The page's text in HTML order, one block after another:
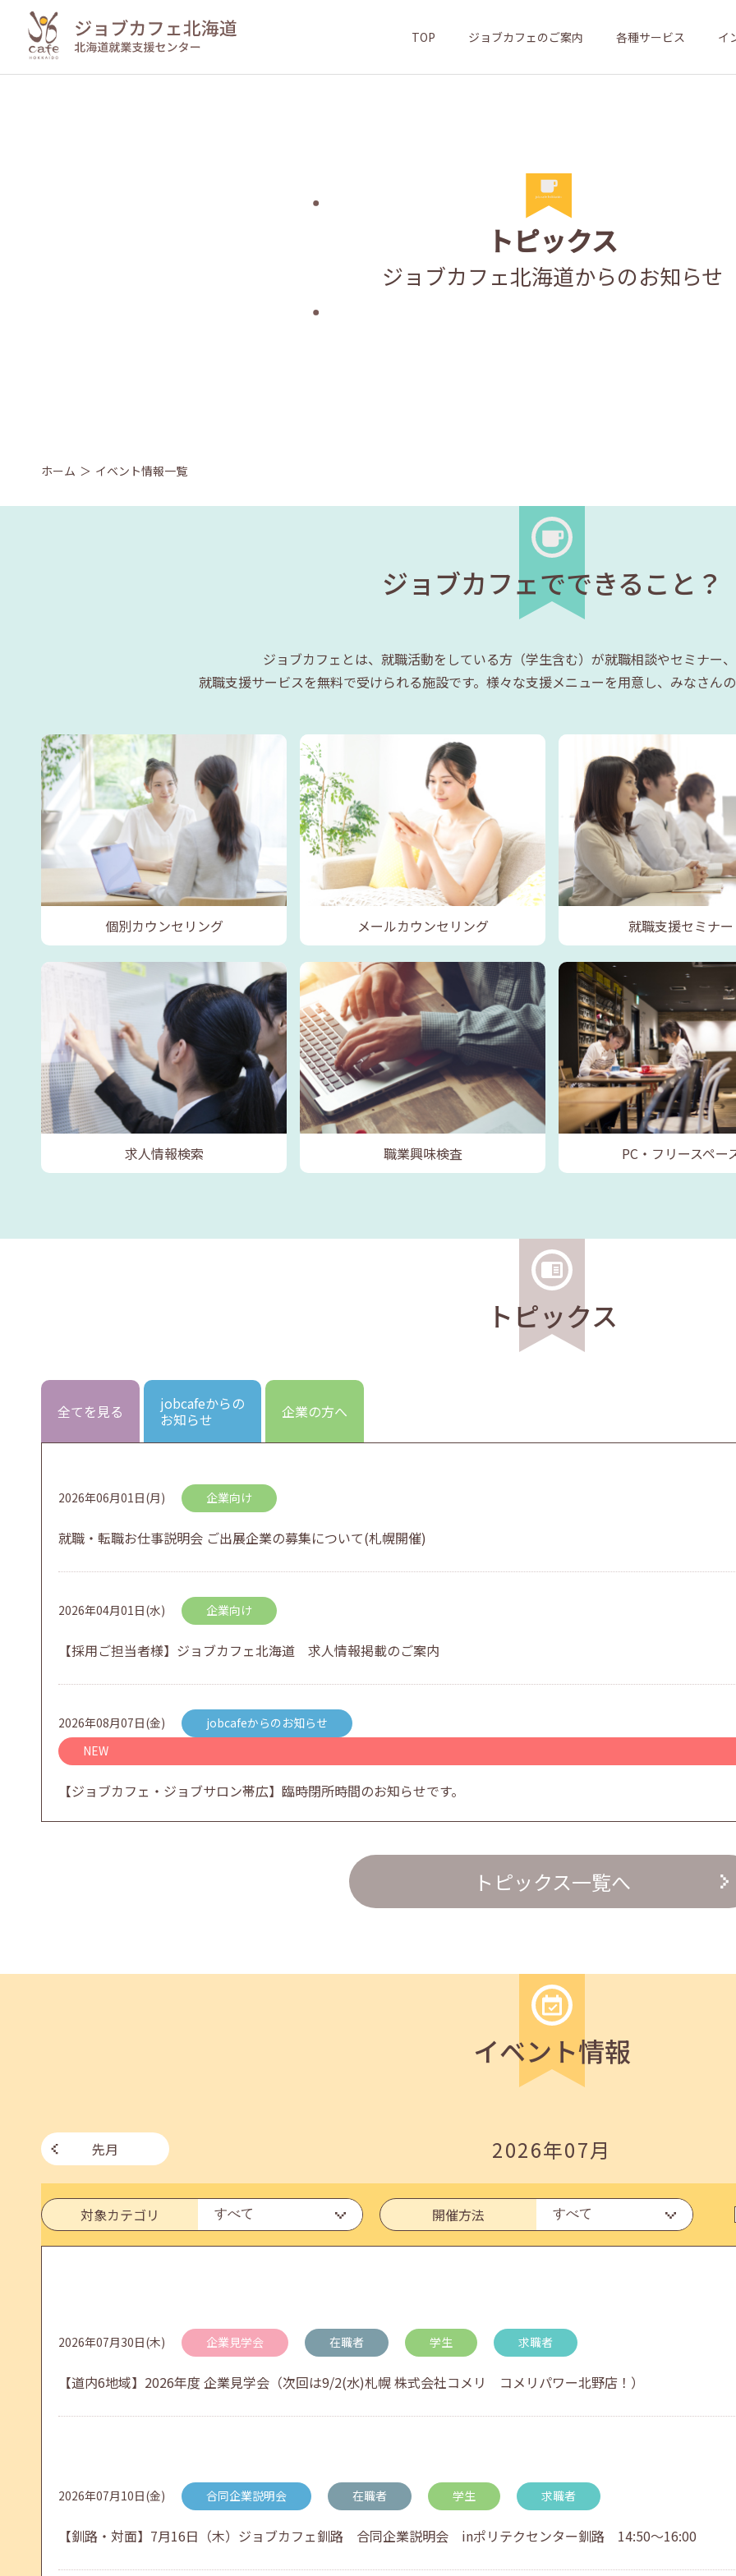
TOP ジョブカフェのご案内 各種サービス イ
トピックス
ジョブカフェ北海道からのお知らせ
ホーム イベント情報一覧
ジョブカフェでできること？
ジョブカフェとは、就職活動をしている方（学生含む）が就職相談やセミナー
就職支援サービスを無料で受けられる施設です。様々な支援メニューを用意し、みなさん
個別カウンセリング メールカウンセリング 就職支援セミナー
求人情報検索 職業興味検査 PC・フリースペー
トピックス
全てを見る
jobcafeからの
お知らせ
企業の方へ
2026年06月01日(月) 企業向け
就職・転職お仕事説明会 ご出展企業の募集について(札幌開催)
2026年04月01日(水) 企業向け
【採用ご担当者様】ジョブカフェ北海道 求人情報掲載のご案内
2026年08月07日(金)
jobcafeからのお知らせ
NEW
【ジョブカフェ・ジョブサロン帯広】臨時閉所時間のお知らせです。
2026年07月01日(水) 企業向け
企業様向けセミナー「現場を巻き込む！人事のための『越境人材育成』３ステップ」
7月のセミナー情報を公開いたしました。
2026年06月03日(水) jobcafeからのお知らせ
6月のセミナー情報を公開いたしました。
2026年04月25日(土) jobcafeからのお知らせ
トピックス一覧へ
イベント情報
先月 2026年07月
対象カテゴリ 開催方法
2026年07月30日(木) 企業見学会 在職者 学生 求職者
【道内6地域】2026年度 企業見学会（次回は9/2(水)札幌 株式会社コメリ コメリパワー北野店！）
2026年07月10日(金) 合同企業説明会 在職者 学生 求職者
【釧路・対面】7月16日（木）ジョブカフェ釧路 合同企業説明会 inポリテクセンター釧路 14:50～16:00